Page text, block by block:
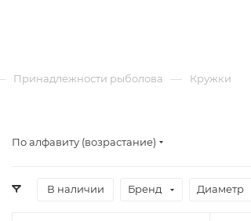
Принадлежности рыболова — Кружки
По алфавиту (возрастание)
В наличии Бренд Диаметр